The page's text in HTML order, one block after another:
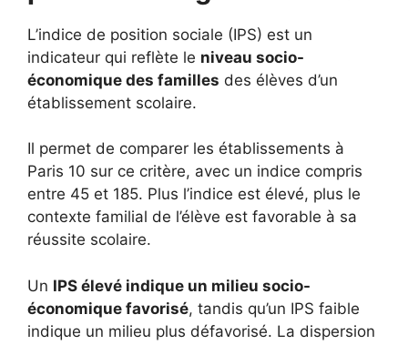
L’indice de position sociale (IPS) est un
indicateur qui reflète le niveau socio-
économique des familles des élèves d’un
établissement scolaire.
Il permet de comparer les établissements à
Paris 10 sur ce critère, avec un indice compris
entre 45 et 185. Plus l’indice est élevé, plus le
contexte familial de l’élève est favorable à sa
réussite scolaire.
Un IPS élevé indique un milieu socio-
économique favorisé, tandis qu’un IPS faible
indique un milieu plus défavorisé. La dispersion